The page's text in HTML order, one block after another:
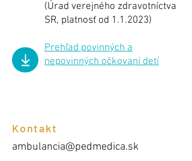
(Úrad verejného zdravotníctva
SR, platnosť od 1.1.2023)
Prehľad povinných a
nepovinných očkovaní detí
Kontakt
ambulancia@pedmedica.sk